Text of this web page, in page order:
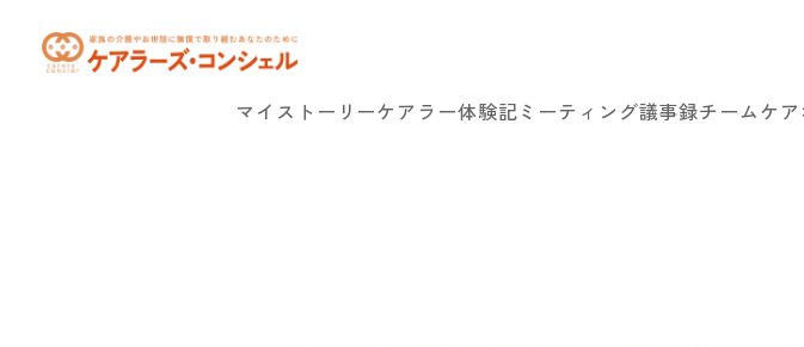
マイストーリーケアラー体験記ミーティング議事録チームケア